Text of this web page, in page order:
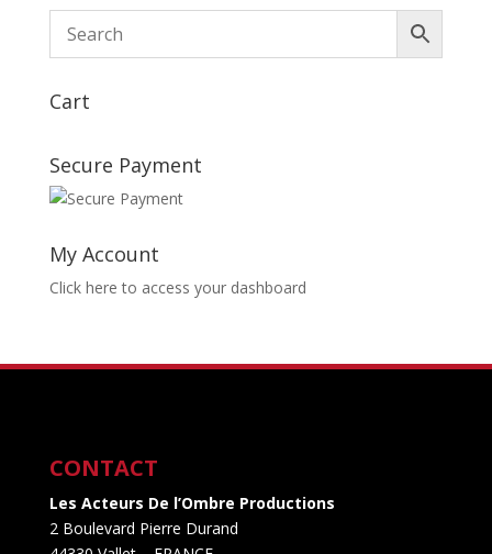
Cart
Secure Payment
My Account
Click here to access your dashboard
CONTACT
Les Acteurs De l’Ombre Productions
2 Boulevard Pierre Durand